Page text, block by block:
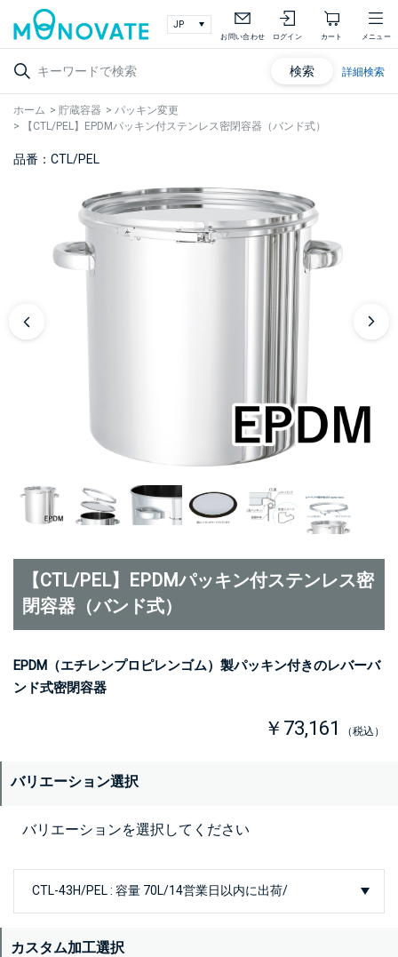
お問い合わせ ログイン カート メニュー
検索 詳細検索
ホーム > 貯蔵容器 > パッキン変更
>
【CTL/PEL】EPDMパッキン付ステンレス密閉容器（バンド式）
品番：CTL/PEL
【CTL/PEL】EPDMパッキン付ステンレス密
閉容器（バンド式）
EPDM（エチレンプロピレンゴム）製パッキン付きのレバーバ
ンド式密閉容器
￥73,161 （税込）
バリエーション選択
バリエーションを選択してください
カスタム加工選択